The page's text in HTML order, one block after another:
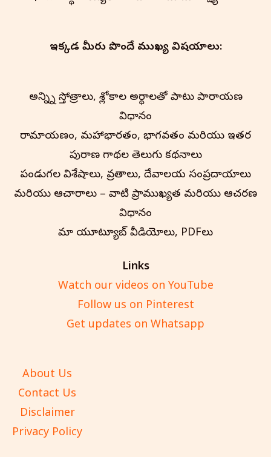
ఇక్కడ మీరు పొందే ముఖ్య విషయాలు:
అన్న్ని స్తోత్రాలు, శ్లోకాల అర్థాలతో పాటు పారాయణ
విధానం
రామాయణం, మహాభారతం, భాగవతం మరియు ఇతర
పురాణ గాథల తెలుగు కథనాలు
పండుగల విశేషాలు, వ్రతాలు, దేవాలయ సంప్రదాయాలు
మరియు ఆచారాలు – వాటి ప్రాముఖ్యత మరియు ఆచరణ
విధానం
మా యూట్యూబ్ వీడియోలు, PDFలు
Links
Watch our videos on YouTube
Follow us on Pinterest
Get updates on Whatsapp
About Us
Contact Us
Disclaimer
Privacy Policy